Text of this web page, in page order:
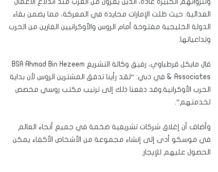
العدائية. حيث ظلت الإمارات محايدة في المعركة، مما يضمن بقاء
الدولة الخليجية مفتوحة أمام الروس والأوكرانيين الفارين من الحرب
وتداعياتها.
قال مايكل قرطباوي، رفيق وكالة التشريع BSA Ahmad Bin Hezeem
& Associates في دبي: “لقد رأينا تدفق المشترين الروس لأن بداية
الحرب الأوكرانية.وقد دفعنا ذلك إلى ترتيب مكتب روسي مخصص
لخدمتهم”.
وأضاف أن إغلاق شركات تشريعية ضخمة في جميع أنحاء العالم
في موسكو أدى إلى إنشاء مجموعة من الأشخاص الأكفاء يمكن
الحصول عليهم للإيجار.